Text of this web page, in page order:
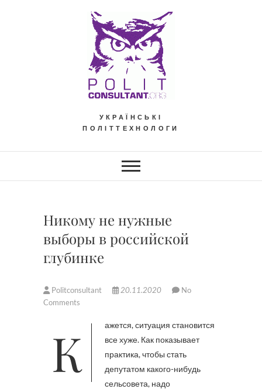
УКРАЇНСЬКІ
ПОЛІТТЕХНОЛОГИ
Никому не нужные
выборы в российской
глубинке
Politconsultant 20.11.2020
No
Comments
Кажется, ситуация становится
все хуже. Как показывает
практика, чтобы стать
депутатом какого-нибудь
сельсовета, надо